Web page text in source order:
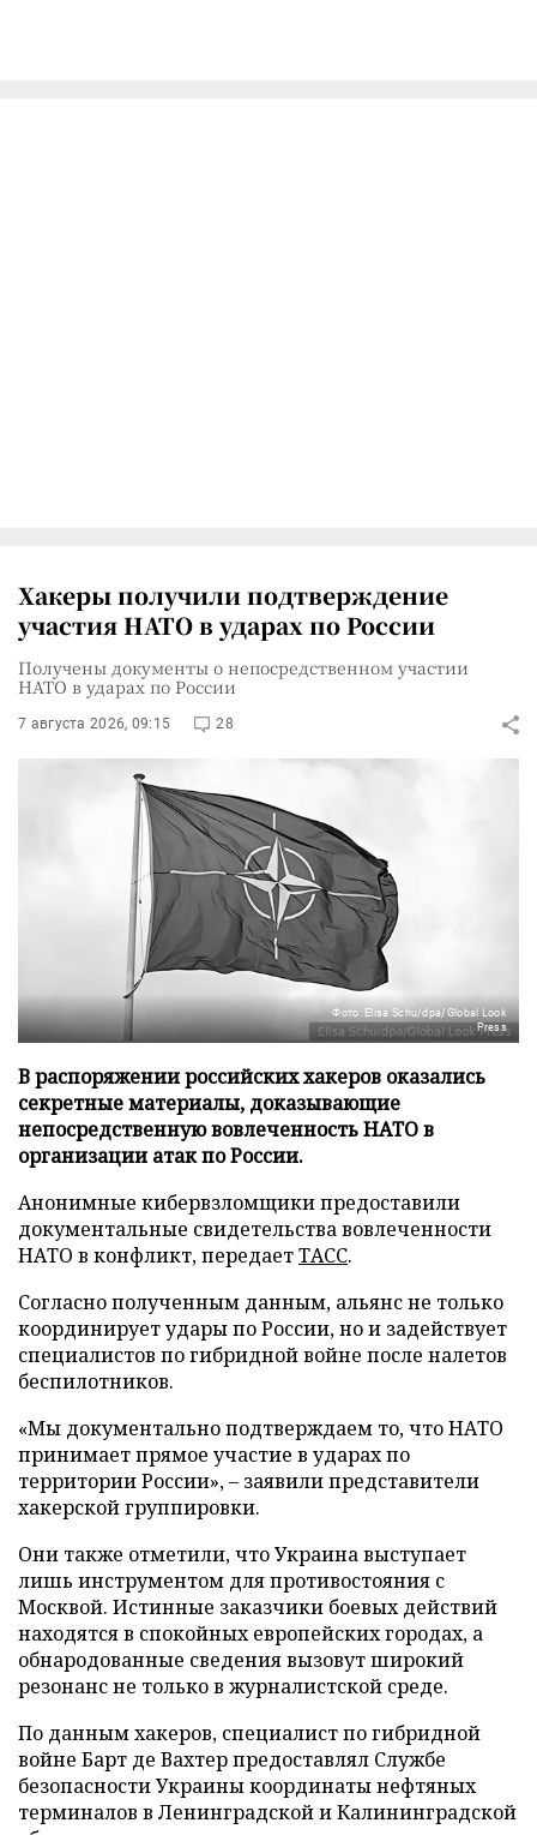
Хакеры получили подтверждение
участия НАТО в ударах по России
Получены документы о непосредственном участии
НАТО в ударах по России
7 августа 2026, 09:15 28
Фото: Elisa Schu/dpa/Global Look
Press
В распоряжении российских хакеров оказались
секретные материалы, доказывающие
непосредственную вовлеченность НАТО в
организации атак по России.
Анонимные кибервзломщики предоставили
документальные свидетельства вовлеченности
НАТО в конфликт, передаетТАСС.
Согласно полученным данным, альянс не только
координирует удары по России, но и задействует
специалистов по гибридной войне после налетов
беспилотников.
«Мы документально подтверждаем то, что НАТО
принимает прямое участие в ударах по
территории России», – заявили представители
хакерской группировки.
Они также отметили, что Украина выступает
лишь инструментом для противостояния с
Москвой. Истинные заказчики боевых действий
находятся в спокойных европейских городах, а
обнародованные сведения вызовут широкий
резонанс не только в журналистской среде.
По данным хакеров, специалист по гибридной
войне Барт де Вахтер предоставлял Службе
безопасности Украины координаты нефтяных
терминалов в Ленинградской и Калининградской